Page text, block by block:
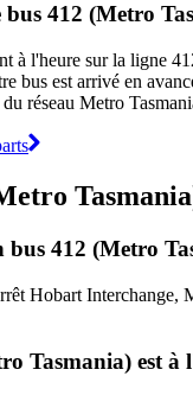
412 (Metro
à l'heure sur la ligne
bus est arrivé en
réseau Metro
bus 412 (Metro
Hobart Interchange,
Tasmania) est